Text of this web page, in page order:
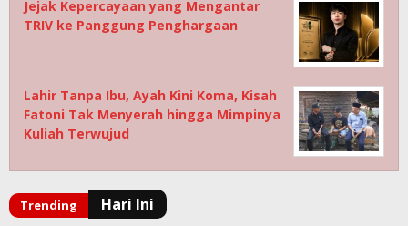
Jejak Kepercayaan yang Mengantar
TRIV ke Panggung Penghargaan
Lahir Tanpa Ibu, Ayah Kini Koma, Kisah
Fatoni Tak Menyerah hingga Mimpinya
Kuliah Terwujud